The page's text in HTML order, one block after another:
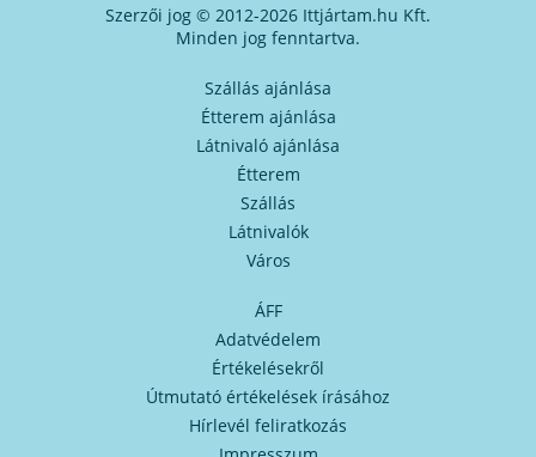
Szerzői jog © 2012-2026 Ittjártam.hu Kft.
Minden jog fenntartva.
Szállás ajánlása
Étterem ajánlása
Látnivaló ajánlása
Étterem
Szállás
Látnivalók
Város
ÁFF
Adatvédelem
Értékelésekről
Útmutató értékelések írásához
Hírlevél feliratkozás